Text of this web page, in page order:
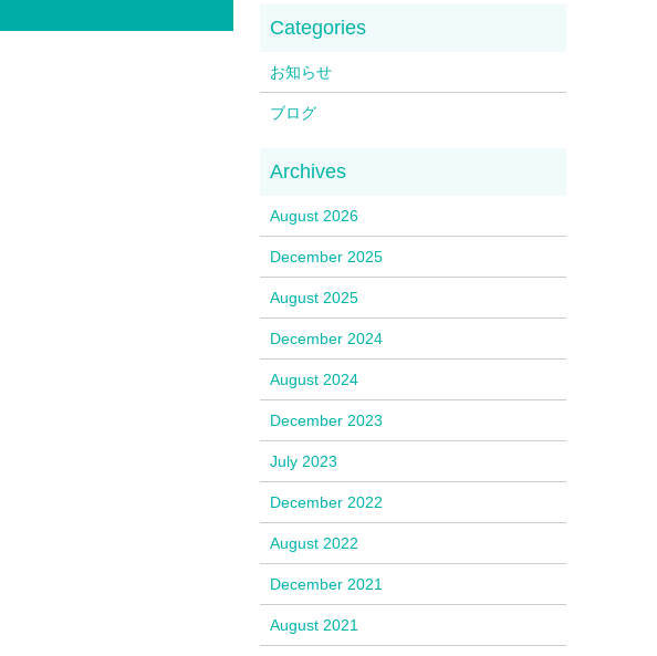
お知らせ
ブログ
August 2026
December 2025
August 2025
December 2024
August 2024
December 2023
July 2023
December 2022
August 2022
December 2021
August 2021